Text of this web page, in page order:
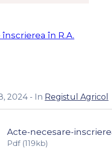
2024 - In Registul Agricol
Acte-necesare-
Pdf (119kb)